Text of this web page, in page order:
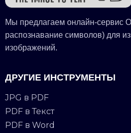
Мы предлагаем онлайн-сервис
распознавание символов) для
изображений.
ДРУГИЕ ИНСТРУМЕНТЫ
JPG в PDF
PDF в Текст
PDF в Word